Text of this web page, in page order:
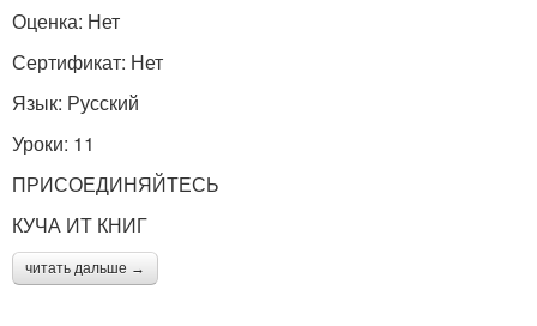
Оценка: Нет
Сертификат: Нет
Язык: Русский
Уроки: 11
ПРИСОЕДИНЯЙТЕСЬ
КУЧА ИТ КНИГ
читать дальше →